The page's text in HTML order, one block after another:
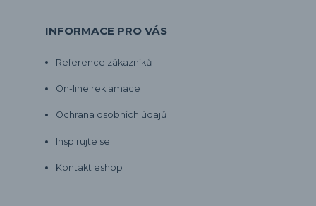
INFORMACE PRO VÁS
Reference zákazníků
On-line reklamace
Ochrana osobních údajů
Inspirujte se
Kontakt eshop